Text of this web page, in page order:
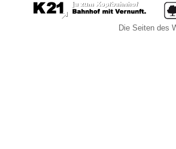
Die Seiten des